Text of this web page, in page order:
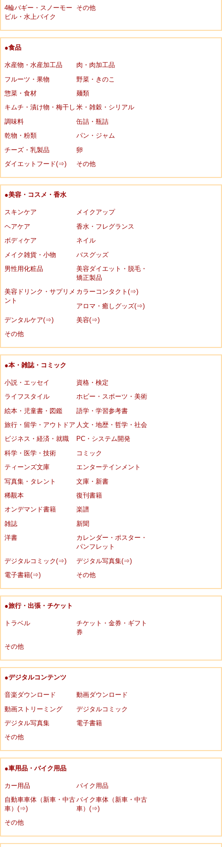
4輪バギー・スノーモー
ビル・水上バイク
その他
●食品
水産物・水産加工品
肉・肉加工品
フルーツ・果物
野菜・きのこ
惣菜・食材
麺類
キムチ・漬け物・梅干し 米・雑穀・シリアル
調味料
缶詰・瓶詰
乾物・粉類
パン・ジャム
チーズ・乳製品
卵
ダイエットフード(⇒)
その他
●美容・コスメ・香水
スキンケア
メイクアップ
ヘアケア
香水・フレグランス
ボディケア
ネイル
メイク雑貨・小物
バスグッズ
男性用化粧品
美容ダイエット・脱毛・
矯正製品
美容ドリンク・サプリメ
ント
カラーコンタクト(⇒)
アロマ・癒しグッズ(⇒)
デンタルケア(⇒)
美容(⇒)
その他
●本・雑誌・コミック
小説・エッセイ
資格・検定
ライフスタイル
ホビー・スポーツ・美術
絵本・児童書・図鑑
語学・学習参考書
旅行・留学・アウトドア 人文・地歴・哲学・社会
ビジネス・経済・就職
PC・システム開発
科学・医学・技術
コミック
ティーンズ文庫
エンターテインメント
写真集・タレント
文庫・新書
稀覯本
復刊書籍
オンデマンド書籍
楽譜
雑誌
新聞
洋書
カレンダー・ポスター・
パンフレット
デジタルコミック(⇒)
デジタル写真集(⇒)
電子書籍(⇒)
その他
●旅行・出張・チケット
トラベル
チケット・金券・ギフト
券
その他
●デジタルコンテンツ
音楽ダウンロード
動画ダウンロード
動画ストリーミング
デジタルコミック
デジタル写真集
電子書籍
その他
●車用品・バイク用品
カー用品
バイク用品
自動車車体（新車・中古
車）(⇒)
バイク車体（新車・中古
車）(⇒)
その他